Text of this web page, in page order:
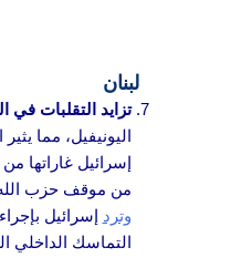
لبنان
تزايد التقلبات في
اليونيفيل، مما
إسرائيل غاراتها من
من موقف حزب
وترد إسرائيل
التماسك الداخلي